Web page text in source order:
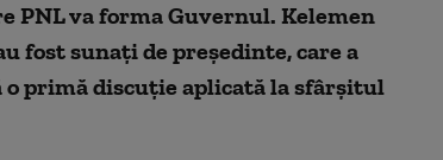
PNL va forma Guvernul. Kelemen
fost sunați de președinte, care a
primă discuție aplicată la sfârșitul